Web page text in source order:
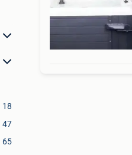
18
47
65